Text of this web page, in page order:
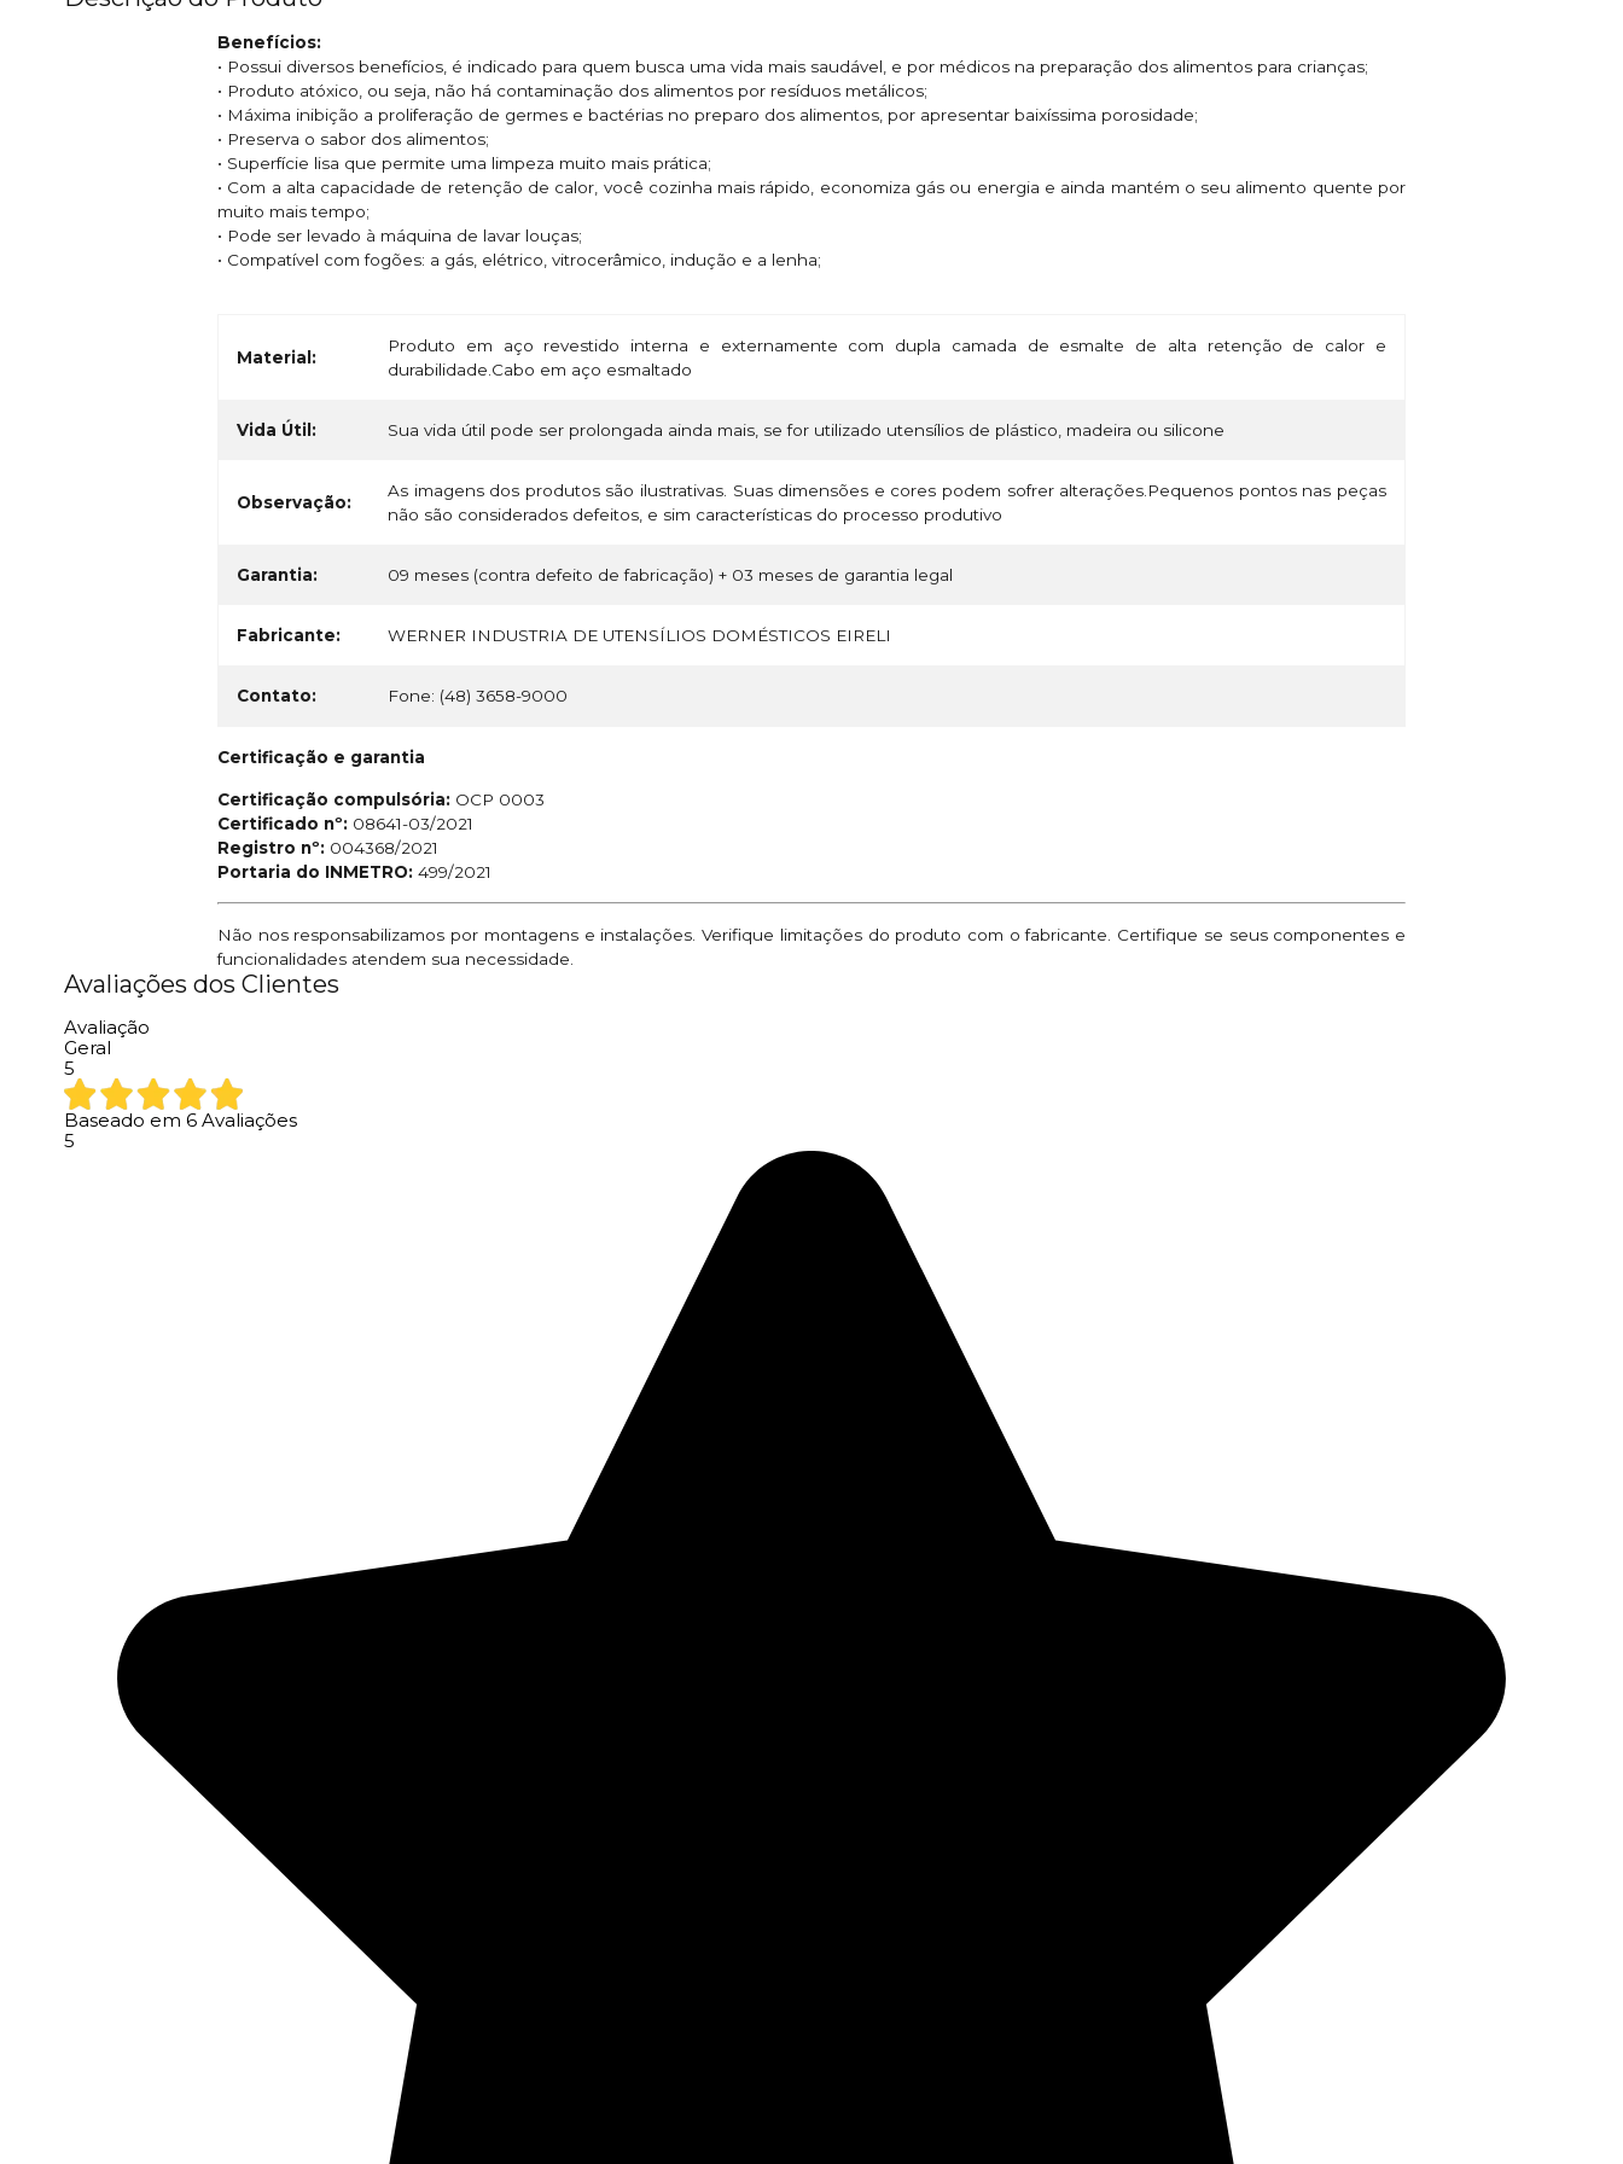
Benefícios:
• Possui diversos benefícios, é indicado para quem busca uma vida mais saudável, e por médicos na preparação dos alimentos para crianças;
• Produto atóxico, ou seja, não há contaminação dos alimentos por resíduos metálicos;
• Máxima inibição a proliferação de germes e bactérias no preparo dos alimentos, por apresentar baixíssima porosidade;
• Preserva o sabor dos alimentos;
• Superfície lisa que permite uma limpeza muito mais prática;
• Com a alta capacidade de retenção de calor, você cozinha mais rápido, economiza gás ou energia e ainda mantém o seu alimento quente por
muito mais tempo;
• Pode ser levado à máquina de lavar louças;
• Compatível com fogões: a gás, elétrico, vitrocerâmico, indução e a lenha;
Material:
Produto em aço revestido interna e externamente com dupla camada de esmalte de alta retenção de calor e
durabilidade.Cabo em aço esmaltado
Vida Útil: Sua vida útil pode ser prolongada ainda mais, se for utilizado utensílios de plástico, madeira ou silicone
Observação:
As imagens dos produtos são ilustrativas. Suas dimensões e cores podem sofrer alterações.Pequenos pontos nas peças
não são considerados defeitos, e sim características do processo produtivo
Garantia: 09 meses (contra defeito de fabricação) + 03 meses de garantia legal
Fabricante: WERNER INDUSTRIA DE UTENSÍLIOS DOMÉSTICOS EIRELI
Contato: Fone: (48) 3658-9000
Certificação e garantia
Certificação compulsória: OCP 0003
Certificado nº: 08641-03/2021
Registro nº: 004368/2021
Portaria do INMETRO: 499/2021
Não nos responsabilizamos por montagens e instalações. Verifique limitações do produto com o fabricante. Certifique se seus componentes e
funcionalidades atendem sua necessidade.
Avaliações dos Clientes
Avaliação
Geral
5
Baseado em 6 Avaliações
5